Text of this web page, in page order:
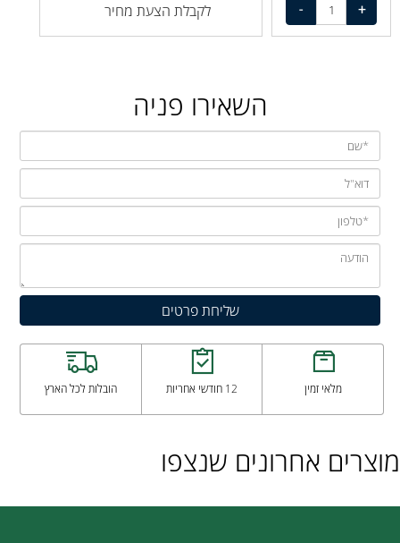
לקבלת הצעת מחיר
השאירו פניה
מלאי זמין 12 חודשי אחריות הובלות לכל הארץ
מוצרים אחרונים שנצפו